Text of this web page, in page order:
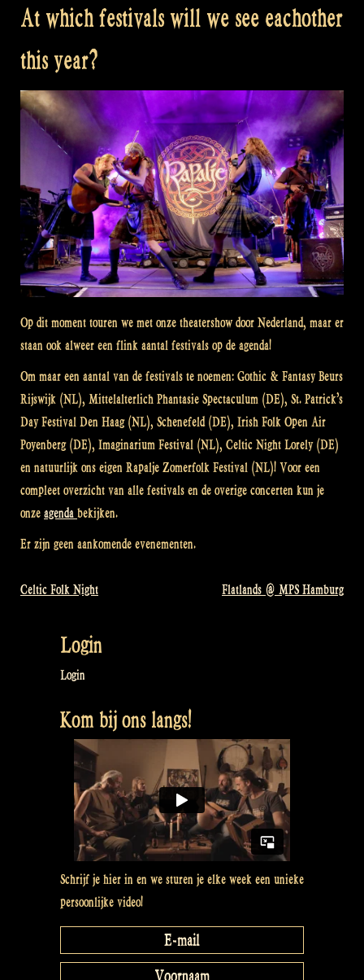
At which festivals will we see eachother
this year?
Op dit moment touren we met onze theatershow door Nederland, maar er
staan ook alweer een flink aantal festivals op de agenda!
Om maar een aantal van de festivals te noemen: Gothic & Fantasy Beurs
Rijswijk (NL), Mittelalterlich Phantasie Spectaculum (DE), St. Patrick’s
Day Festival Den Haag (NL), Schenefeld (DE), Irish Folk Open Air
Poyenberg (DE), Imaginarium Festival (NL), Celtic Night Lorely (DE)
en natuurlijk ons eigen Rapalje Zomerfolk Festival (NL)! Voor een
compleet overzicht van alle festivals en de overige concerten kun je
onze agenda bekijken.
Er zijn geen aankomende evenementen.
Bericht
navigatie
Celtic Folk Night Flatlands @ MPS Hamburg
Login
Login
Kom bij ons langs!
Schrijf je hier in en we sturen je elke week een unieke
persoonlijke video!